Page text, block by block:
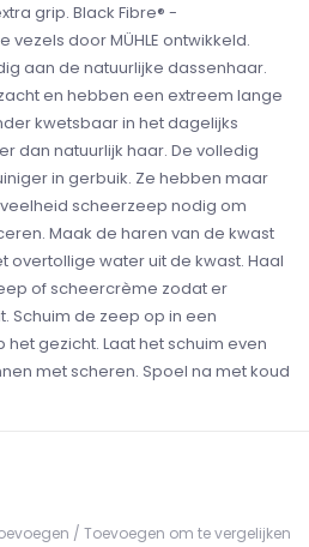
grip. Black Fibre® -
door MÜHLE ontwikkeld.
aan de natuurlijke dassenhaar.
en hebben een extreem lange
kwetsbaar in het dagelijks
dan natuurlijk haar. De volledig
in gerbuik. Ze hebben maar
scheerzeep nodig om
Maak de haren van de kwast
overtollige water uit de kwast. Haal
of scheercrème zodat er
Schuim de zeep op in een
gezicht. Laat het schuim even
met scheren. Spoel na met koud
/ Toevoegen om te vergelijken